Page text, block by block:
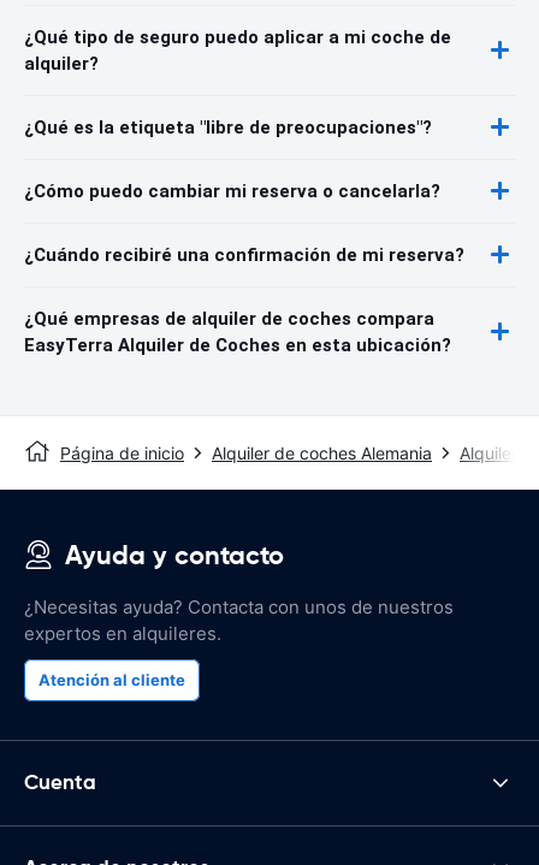
¿Qué tipo de seguro puedo aplicar a mi coche de
alquiler?
¿Qué es la etiqueta "libre de preocupaciones"?
¿Cómo puedo cambiar mi reserva o cancelarla?
¿Cuándo recibiré una confirmación de mi reserva?
¿Qué empresas de alquiler de coches compara
EasyTerra Alquiler de Coches en esta ubicación?
Página de inicio Alquiler de coches Alemania Alquiler
Ayuda y contacto
¿Necesitas ayuda? Contacta con unos de nuestros
expertos en alquileres.
Atención al cliente
Cuenta